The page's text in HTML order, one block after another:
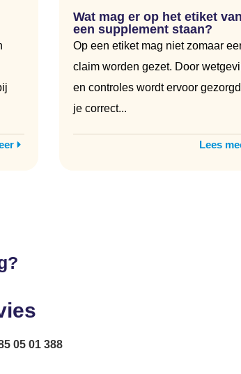
Wat mag er op het etiket van
een supplement staan?
Op een etiket mag niet zomaar
claim worden gezet. Door
en controles wordt ervoor
je correct...
Lees
05 01 388